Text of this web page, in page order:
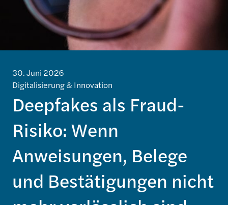
Deepfakes als Fraud-
Risiko: Wenn
Anweisungen, Belege
und Bestätigungen nicht
Digitalisierung & Innovation
30. Juni 2026